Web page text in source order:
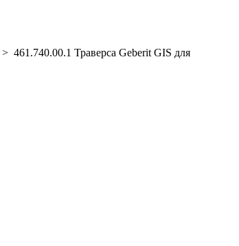
> 461.740.00.1 Траверса Geberit GIS для